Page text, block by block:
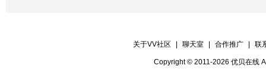
关于VV社区 聊天室 合作推广 联
Copyright © 2011-2026 优贝在线